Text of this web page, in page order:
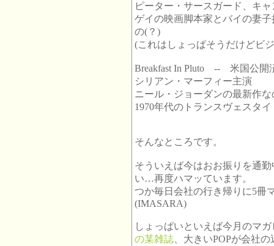
ピーター・サースガード、キ
ゲイの映画脚本家とバイの妻
の(？)
(これはしょっぱそうだけどビ
Breakfast In Pluto -- 米国公
シリアン・マーフィー主演
ニール・ジョーダンの最新作
1970年代のトランスヴェスタ
そんなところです。
そういえば今はおお振りを通
い…再度ハマッています。
つか毎日会社の行き帰りに5冊
(IMASARA)
しょっぱいといえば今月のマ
の某雑誌 、大きいPOPが会社